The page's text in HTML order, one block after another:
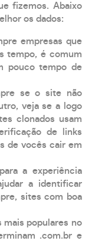
fizemos. Abaixo
os dados:
empresas que
tempo, é comum
pouco tempo de
se o site não
veja se a logo
clonados usam
de links
de vocês cair em
a experiência
a identificar
sites com boa
mais populares no
.com.br e